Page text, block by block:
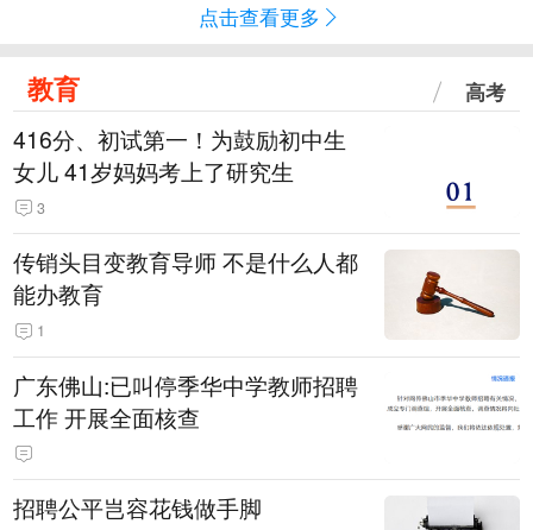
点击查看更多
教育 高考
416分、初试第一！为鼓励初中生
女儿 41岁妈妈考上了研究生
3
传销头目变教育导师 不是什么人都
能办教育
1
广东佛山:已叫停季华中学教师招聘
工作 开展全面核查
招聘公平岂容花钱做手脚